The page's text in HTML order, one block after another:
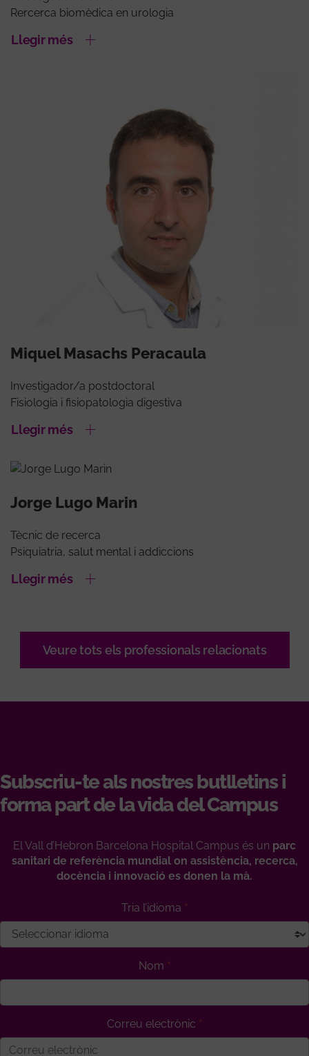
Rercerca biomèdica en urologia
Llegir més
Miquel Masachs Peracaula
Investigador/a postdoctoral
Fisiologia i fisiopatologia digestiva
Llegir més
Jorge Lugo Marin
Tècnic de recerca
Psiquiatria, salut mental i addiccions
Llegir més
Veure tots els professionals relacionats
Subscriu-te als nostres butlletins i
forma part de la vida del Campus
El Vall d’Hebron Barcelona Hospital Campus és un parc
sanitari de referència mundial on assistència, recerca,
docència i innovació es donen la mà.
Tria l’idioma
Nom
Correu electrònic